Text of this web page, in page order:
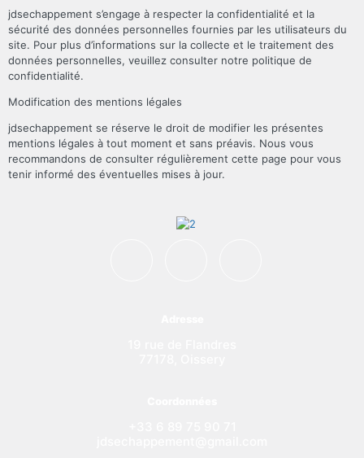
jdsechappement s’engage à respecter la confidentialité et la
sécurité des données personnelles fournies par les utilisateurs du
site. Pour plus d’informations sur la collecte et le traitement des
données personnelles, veuillez consulter notre politique de
confidentialité.
Modification des mentions légales
jdsechappement se réserve le droit de modifier les présentes
mentions légales à tout moment et sans préavis. Nous vous
recommandons de consulter régulièrement cette page pour vous
tenir informé des éventuelles mises à jour.